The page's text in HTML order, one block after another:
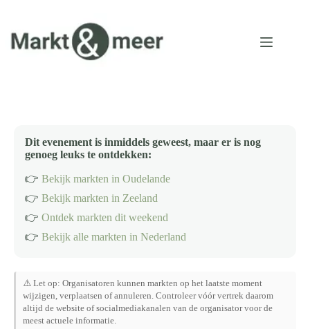
inhoud
Dit evenement is inmiddels geweest, maar er is nog
genoeg leuks te ontdekken:
👉 Bekijk markten in Oudelande
👉 Bekijk markten in Zeeland
👉 Ontdek markten dit weekend
👉 Bekijk alle markten in Nederland
⚠️ Let op: Organisatoren kunnen markten op het laatste moment
wijzigen, verplaatsen of annuleren. Controleer vóór vertrek daarom
altijd de website of socialmediakanalen van de organisator voor de
meest actuele informatie.